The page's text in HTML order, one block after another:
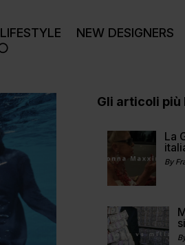
LIFESTYLE NEW DESIGNERS
Gli articoli più
La
By